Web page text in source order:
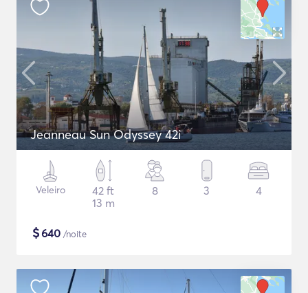
Jeanneau Sun Odyssey 42i
Veleiro
42 ft
13 m
8 3 4
$640 /noite